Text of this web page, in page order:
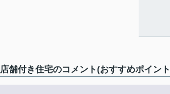
舗付き住宅のコメント(おすすめポイン